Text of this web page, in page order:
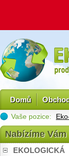
Domů
Vaše pozice:
Nabízíme Vám
EKOLOGICKÁ